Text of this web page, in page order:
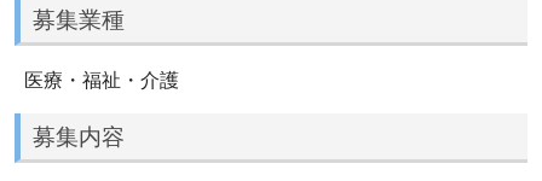
募集業種
医療・福祉・介護
募集内容